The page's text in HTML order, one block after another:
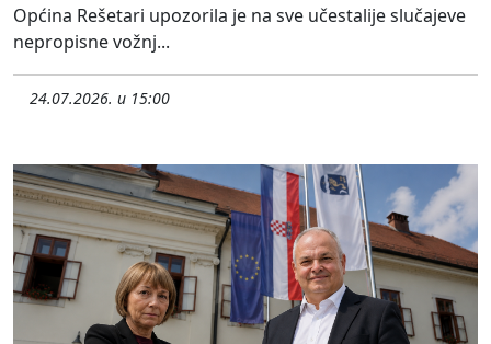
Općina Rešetari upozorila je na sve učestalije slučajeve
nepropisne vožnj...
24.07.2026. u 15:00